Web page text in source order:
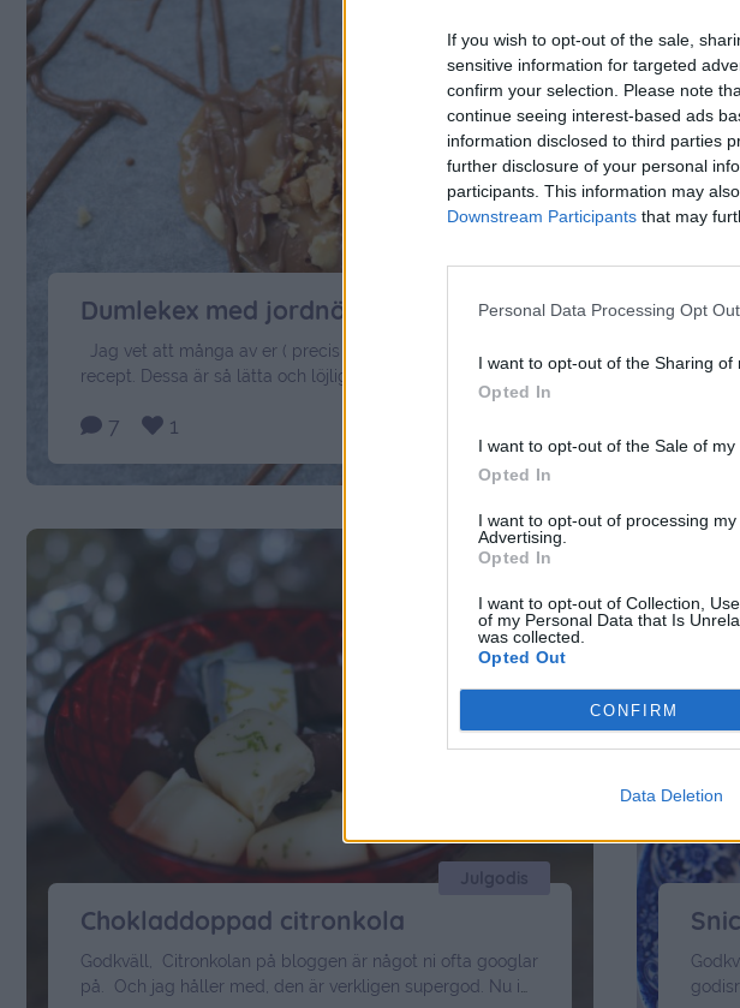
If you wish to opt-out of the sale,
sensitive information for targeted
confirm your selection. Please note
continue seeing interest-based ads
information disclosed to third parties
further disclosure of your personal
participants. This information may
Downstream Participants that may
Personal Data Processing Opt
I want to opt-out of the Sharing of
Opted In
I want to opt-out of the Sale of my
Opted In
I want to opt-out of processing
Advertising.
Opted In
I want to opt-out of Collection,
of my Personal Data that Is
was collected.
Opted Out
CONFIRM
Data Deletion
Dumlekex med jordnötskross
Jag vet att många av er ( precis som jag ) gillar enkla
recept. Dessa är så lätta och löjligt goda att ni knappt kan
tro det. Ett julgodis som alla klarar av att göra. Till 20
Dumlekex 20 dumlekolor 1/2 dl hackade salta jordnötter
25 gram smält mjölkchoklad Gör så här: Ställ ugnen …
7 1
Julgodis
Chokladdoppad citronkola
Godkväll, Citronkolan på bloggen är något ni ofta googlar
på. Och jag håller med, den är verkligen supergod. Nu i
Julgodis